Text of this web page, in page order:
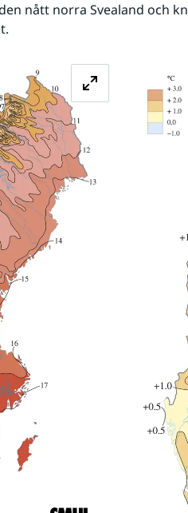
nått norra Svealand och